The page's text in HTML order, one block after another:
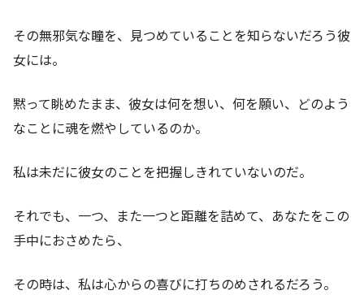
その無邪気な瞳を、見つめていることを知らないだろう彼
女には。
黙って眺めたまま、彼女は何を想い、何を願い、どのよう
なことに魂を燃やしているのか。
私は未だに彼女のことを把握しきれていないのだ。
それでも、一つ、また一つと距離を詰めて、あなたをこの
手中におさめたら、
その時は、私は心からの喜びに打ちのめされるだろう。